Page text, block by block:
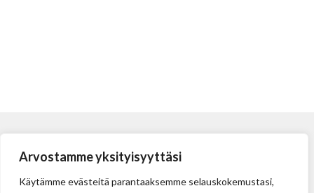
Arvostamme yksityisyyttäsi
Käytämme evästeitä parantaaksemme selauskokemustasi,